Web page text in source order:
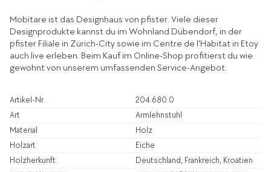
Mobitare ist das Designhaus von pfister. Viele dieser
Designprodukte kannst du im Wohnland Dübendorf, in der
pfister Filiale in Zürich-City sowie im Centre de l'Habitat in Etoy
auch live erleben. Beim Kauf im Online-Shop profitierst du wie
gewohnt von unserem umfassenden Service-Angebot.
Artikel-Nr.
204.680.0
Art
Armlehnstuhl
Material
Holz
Holzart
Eiche
Holzherkunft
Deutschland, Frankreich, Kroatien